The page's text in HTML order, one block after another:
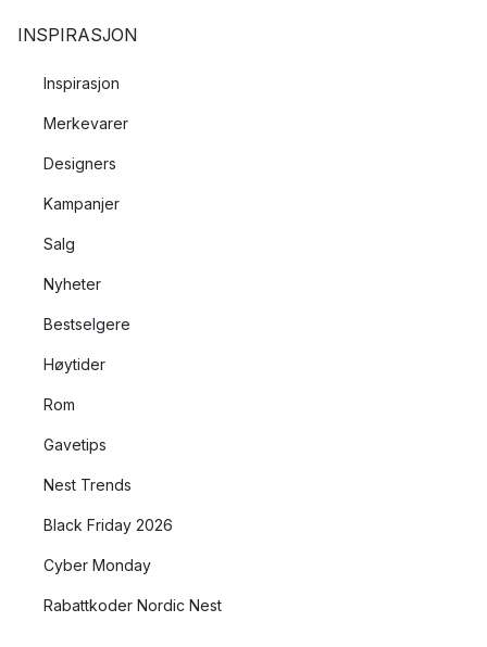
INSPIRASJON
Inspirasjon
Merkevarer
Designers
Kampanjer
Salg
Nyheter
Bestselgere
Høytider
Rom
Gavetips
Nest Trends
Black Friday 2026
Cyber Monday
Rabattkoder Nordic Nest